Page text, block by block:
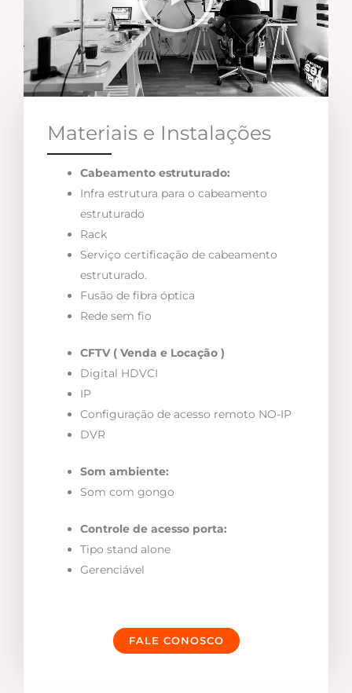
Materiais e Instalações
Cabeamento estruturado:
Infra estrutura para o cabeamento
estruturado
Rack
Serviço certificação de cabeamento
estruturado.
Fusão de fibra óptica
Rede sem fio
CFTV ( Venda e Locação )
Digital HDVCI
IP
Configuração de acesso remoto NO-IP
DVR
Som ambiente:
Som com gongo
Controle de acesso porta:
Tipo stand alone
Gerenciável
FALE CONOSCO